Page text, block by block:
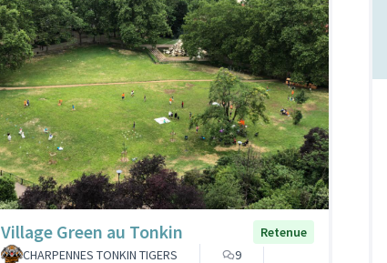
Village Green au Tonkin
Retenue
CHARPENNES TONKIN TIGERS
9